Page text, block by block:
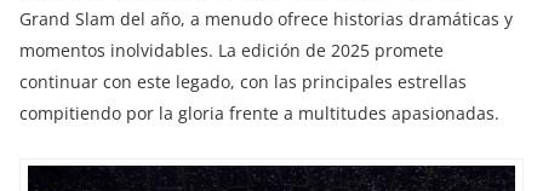
Grand Slam del año, a menudo ofrece historias dramáticas y
momentos inolvidables. La edición de 2025 promete
continuar con este legado, con las principales estrellas
compitiendo por la gloria frente a multitudes apasionadas.